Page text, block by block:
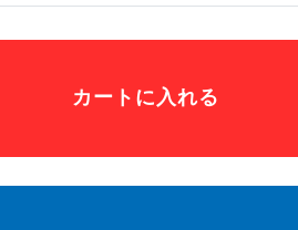
カートに入れる